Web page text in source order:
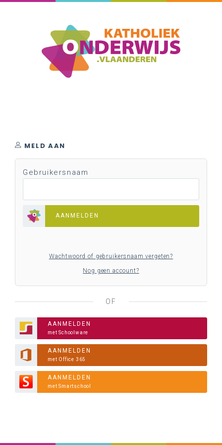
MELD AAN
Gebruikersnaam
AANMELDEN
Wachtwoord of gebruikersnaam vergeten?
Nog geen account?
OF
AANMELDEN
met Schoolware
AANMELDEN
met Office 365
AANMELDEN
met Smartschool